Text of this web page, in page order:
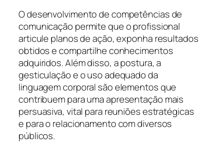
O desenvolvimento de competências de
comunicação permite que o profissional
articule planos de ação, exponha resultados
obtidos e compartilhe conhecimentos
adquiridos. Além disso, a postura, a
gesticulação e o uso adequado da
linguagem corporal são elementos que
contribuem para uma apresentação mais
persuasiva, vital para reuniões estratégicas
e para o relacionamento com diversos
públicos.